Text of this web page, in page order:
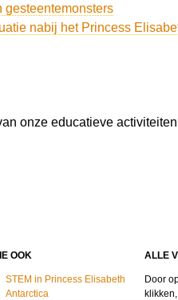
gesteentemonsters
nabij het Princess
onze educatieve
OOK
STEM in Princess Elisabeth
Antarctica
ALLE
Door